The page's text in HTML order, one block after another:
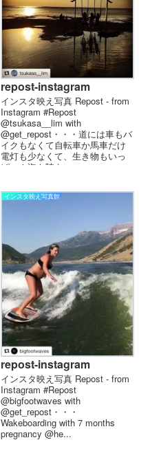
repost-instagram
インスタ映え写真 Repost - from
Instagram #Repost
@tsukasa__lim with
@get_repost・・・道には車もバ
イクもなくて自転車か馬車だけ
電灯も少なくて、生き物もいっ
ぱい！海も陸も...
インスタ映え写真館
repost-instagram
インスタ映え写真 Repost - from
Instagram #Repost
@bigfootwaves with
@get_repost・・・
Wakeboarding with 7 months
pregnancy @he...